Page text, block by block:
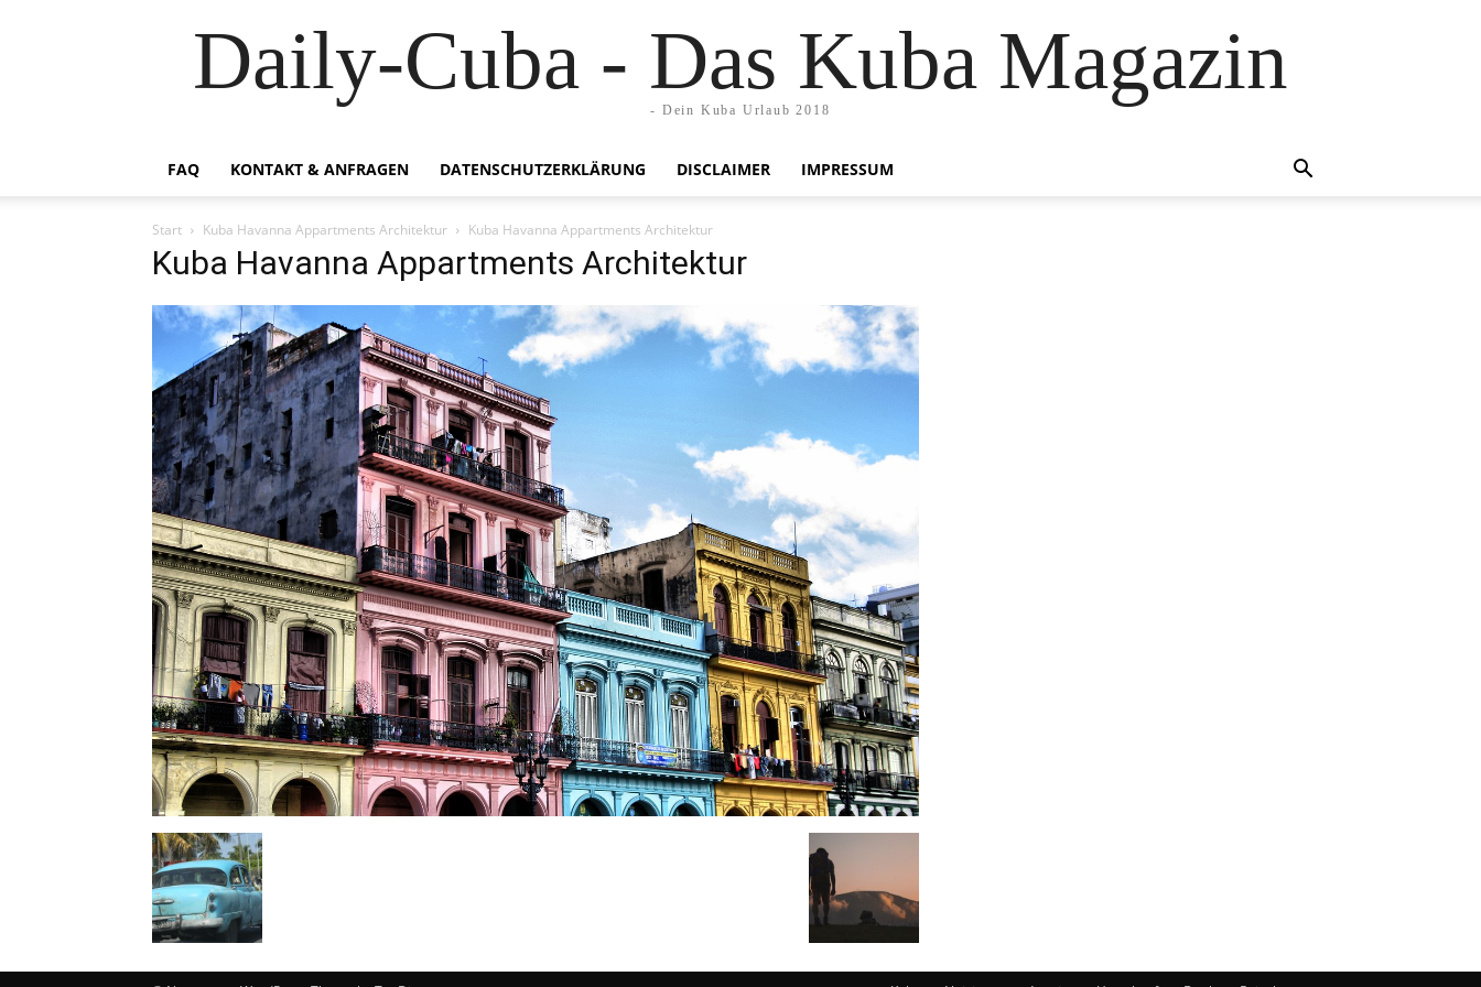
Daily-Cuba - Das Kuba Magazin
- Dein Kuba Urlaub 2018
FAQ KONTAKT & ANFRAGEN DATENSCHUTZERKLÄRUNG DISCLAIMER IMPRESSUM
Start Kuba Havanna Appartments Architektur Kuba Havanna Appartments Architektur
Kuba Havanna Appartments Architektur